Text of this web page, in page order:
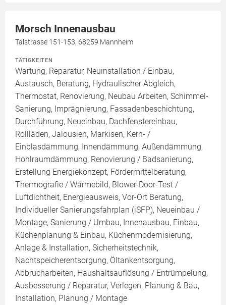
Morsch Innenausbau
Talstrasse 151-153, 68259 Mannheim
TÄTIGKEITEN
Wartung, Reparatur, Neuinstallation / Einbau,
Austausch, Beratung, Hydraulischer Abgleich,
Thermostat, Renovierung, Neubau Arbeiten, Schimmel-
Sanierung, Imprägnierung, Fassadenbeschichtung,
Durchführung, Neueinbau, Dachfenstereinbau,
Rollläden, Jalousien, Markisen, Kern- /
Einblasdämmung, Innendämmung, Außendämmung,
Hohlraumdämmung, Renovierung / Badsanierung,
Erstellung Energiekonzept, Fördermittelberatung,
Thermografie / Wärmebild, Blower-Door-Test /
Luftdichtheit, Energieausweis, Vor-Ort Beratung,
Individueller Sanierungsfahrplan (iSFP), Neueinbau /
Montage, Sanierung / Umbau, Innenausbau, Einbau,
Küchenplanung & Einbau, Küchenmodernisierung,
Anlage & Installation, Sicherheitstechnik,
Nachtspeicherentsorgung, Öltankentsorgung,
Abbrucharbeiten, Haushaltsauflösung / Entrümpelung,
Ausbesserung / Reparatur, Verlegen, Planung & Bau,
Installation, Planung / Montage